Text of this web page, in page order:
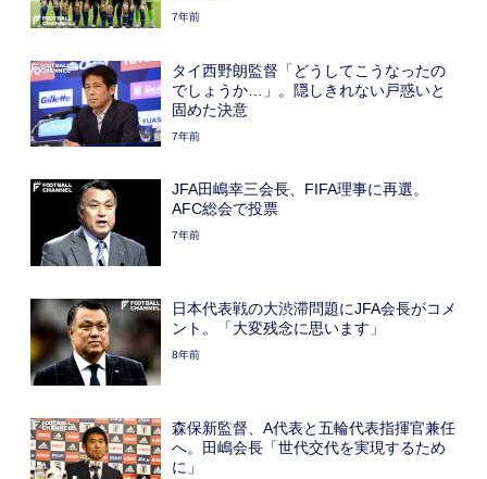
7年前
タイ西野朗監督「どうしてこうなったの
でしょうか…」。隠しきれない戸惑いと
固めた決意
7年前
JFA田嶋幸三会長、FIFA理事に再選。
AFC総会で投票
7年前
日本代表戦の大渋滞問題にJFA会長がコメ
ント。「大変残念に思います」
8年前
森保新監督、A代表と五輪代表指揮官兼任
へ。田嶋会長「世代交代を実現するため
に」